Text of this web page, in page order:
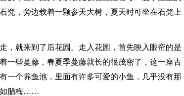
凳，旁边载着一颗参天大树，夏天时可坐在石凳上
，就来到了后花园。走入花园，首先映入眼帘的是
一些蔓藤，春夏季蔓藤就长的很茂密了，这一座古
一个养鱼池，里面有许多可爱的小鱼，几乎没有那
如腊梅……